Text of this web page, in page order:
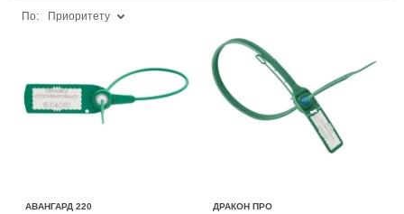
По: Приоритету
АВАНГАРД 220 ДРАКОН ПРО